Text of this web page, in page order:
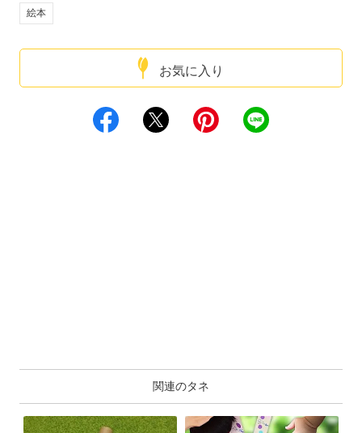
お気に入り
絵本
関連のタネ